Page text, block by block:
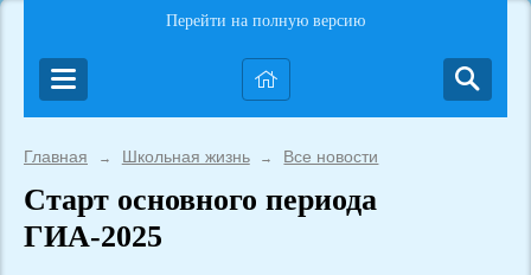
Перейти на полную версию
Главная → Школьная жизнь → Все новости
Старт основного периода
ГИА-2025